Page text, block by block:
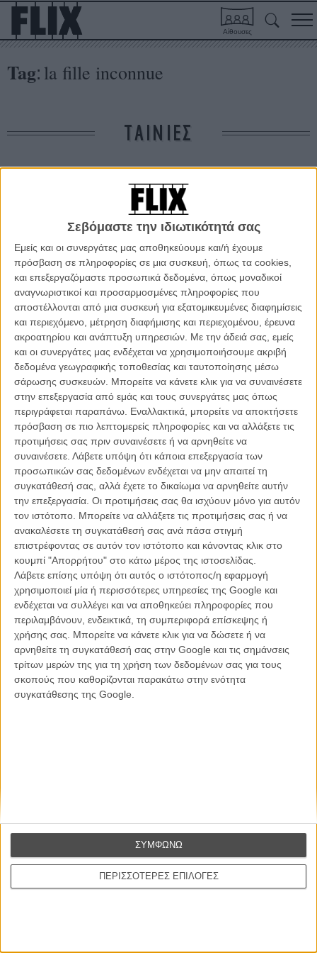
Σεβόμαστε την ιδιωτικότητά σας
Εμείς και οι συνεργάτες μας αποθηκεύουμε και/ή έχουμε
πρόσβαση σε πληροφορίες σε μια συσκευή, όπως τα cookies,
και επεξεργαζόμαστε προσωπικά δεδομένα, όπως μοναδικοί
αναγνωριστικοί και προσαρμοσμένες πληροφορίες που
αποστέλλονται από μια συσκευή για εξατομικευμένες διαφημίσεις
και περιεχόμενο, μέτρηση διαφήμισης και περιεχομένου, έρευνα
ακροατηρίου και ανάπτυξη υπηρεσιών. Με την άδειά σας, εμείς
και οι συνεργάτες μας ενδέχεται να χρησιμοποιήσουμε ακριβή
δεδομένα γεωγραφικής τοποθεσίας και ταυτοποίησης μέσω
σάρωσης συσκευών. Μπορείτε να κάνετε κλικ για να συναινέσετε
στην επεξεργασία από εμάς και τους συνεργάτες μας όπως
περιγράφεται παραπάνω. Εναλλακτικά, μπορείτε να αποκτήσετε
πρόσβαση σε πιο λεπτομερείς πληροφορίες και να αλλάξετε τις
προτιμήσεις σας πριν συναινέσετε ή να αρνηθείτε να
συναινέσετε. Λάβετε υπόψη ότι κάποια επεξεργασία των
προσωπικών σας δεδομένων ενδέχεται να μην απαιτεί τη
συγκατάθεσή σας, αλλά έχετε το δικαίωμα να αρνηθείτε αυτήν
την επεξεργασία. Οι προτιμήσεις σας θα ισχύουν μόνο για αυτόν
τον ιστότοπο. Μπορείτε να αλλάξετε τις προτιμήσεις σας ή να
ανακαλέσετε τη συγκατάθεσή σας ανά πάσα στιγμή
επιστρέφοντας σε αυτόν τον ιστότοπο και κάνοντας κλικ στο
κουμπί "Απορρήτου" στο κάτω μέρος της ιστοσελίδας.
Λάβετε επίσης υπόψη ότι αυτός ο ιστότοπος/η εφαρμογή
χρησιμοποιεί μία ή περισσότερες υπηρεσίες της Google και
ενδέχεται να συλλέγει και να αποθηκεύει πληροφορίες που
περιλαμβάνουν, ενδεικτικά, τη συμπεριφορά επίσκεψης ή
χρήσης σας. Μπορείτε να κάνετε κλικ για να δώσετε ή να
αρνηθείτε τη συγκατάθεσή σας στην Google και τις σημάνσεις
τρίτων μερών της για τη χρήση των δεδομένων σας για τους
σκοπούς που καθορίζονται παρακάτω στην ενότητα
συγκατάθεσης της Google.
ΠΕΡΙΣΣΟΤΕΡΕΣ ΕΠΙΛΟΓΕΣ
ΣΥΜΦΩΝΩ
Αίθουσες
Tag: la fille inconnue
ΤΑΙΝΙΕΣ
Δε βρέθηκαν σχετικές κριτικές ταινιών.
ΑΡΘΡΑ
Κάννες 2016: Τα trending topics της #8ης μέρας
ΝΕΑ /19 ΜΑΙ 2016/ Flix Team
Βιμ Βέντερς
Συνέντευξη
Η επιτυχία είναι υπερτιμημένη. Δεν σε κάνει
καλύτερο, δεν σε πάει πουθενά η επιτυχία. Είναι
απλώς ένα ωραίο, ανεβαστικό, επιφανειακό
συναίσθημα.»
CONNECT
Εγγράψου στο εβδομαδιαίο newsletter μας.
ΕΓΓΡΑΦΗ
Θέλω να λαμβάνω τα newsletter σας.